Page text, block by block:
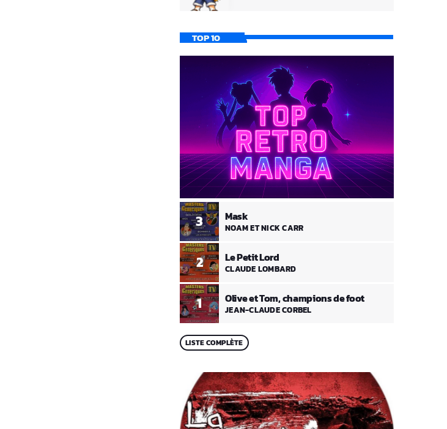
TOP 10
1 Olive et Tom, champions de foot
JEAN-CLAUDE CORBEL
2 Le Petit Lord
CLAUDE LOMBARD
3 Mask
NOAM ET NICK CARR
LISTE COMPLÈTE